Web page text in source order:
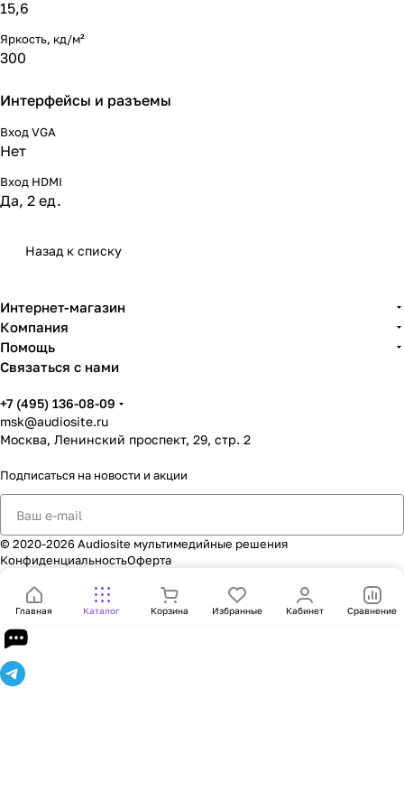
15,6
Яркость, кд/м²
300
Интерфейсы и разъемы
Вход VGA
Нет
Вход HDMI
Да, 2 ед.
Назад к списку
Интернет-магазин
Компания
Помощь
Связаться с нами
+7 (495) 136-08-09
msk@audiosite.ru
Москва, Ленинский проспект, 29, стр. 2
Подписаться на новости и акции
© 2020-2026 Audiosite мультимедийные решения
КонфиденциальностьОферта
Главная Каталог Корзина Избранные Кабинет Сравнение